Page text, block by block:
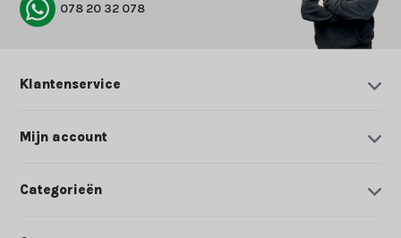
078 20 32 078
Klantenservice
Mijn account
Categorieën